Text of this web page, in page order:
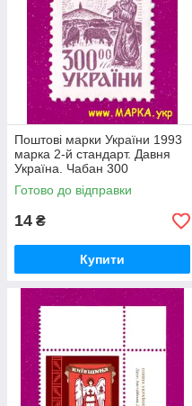
Поштові марки України 1993
марка 2-й стандарт. Давня
Україна. Чабан 300
Готово до відправки
14 ₴
Купити